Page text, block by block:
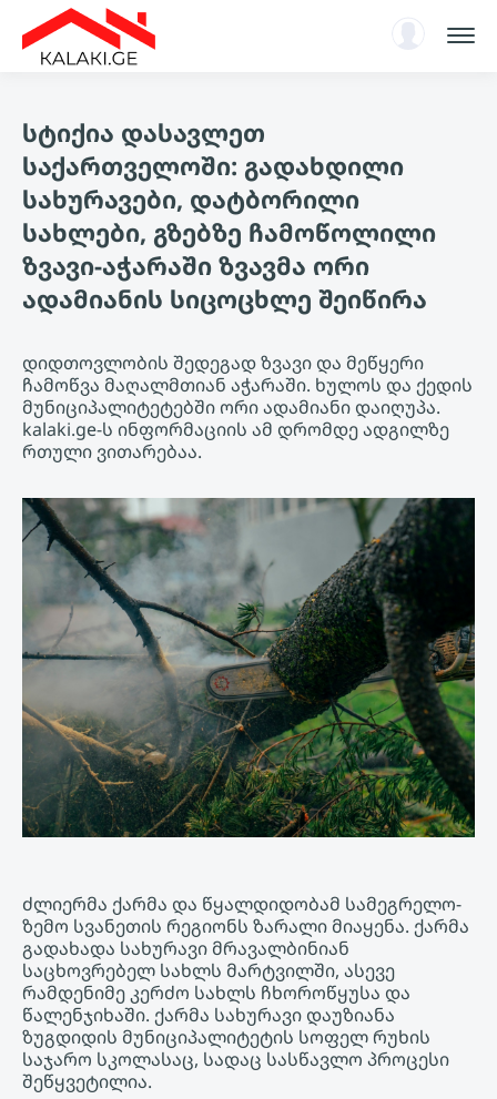
სარჩევი
ენციკლოპედია
ახალი ამბები, ანალიტიკა
ავტორიზაცია
KA
სტიქია დასავლეთ
საქართველოში: გადახდილი
სახურავები, დატბორილი
სახლები, გზებზე ჩამოწოლილი
ზვავი-აჭარაში ზვავმა ორი
ადამიანის სიცოცხლე შეიწირა
დიდთოვლობის შედეგად ზვავი და მეწყერი
ჩამოწვა მაღალმთიან აჭარაში. ხულოს და ქედის
მუნიციპალიტეტებში ორი ადამიანი დაიღუპა.
kalaki.ge-ს ინფორმაციის ამ დრომდე ადგილზე
რთული ვითარებაა.
ძლიერმა ქარმა და წყალდიდობამ სამეგრელო-
ზემო სვანეთის რეგიონს ზარალი მიაყენა. ქარმა
გადახადა სახურავი მრავალბინიან
საცხოვრებელ სახლს მარტვილში, ასევე
რამდენიმე კერძო სახლს ჩხოროწყუსა და
წალენჯიხაში. ქარმა სახურავი დაუზიანა
ზუგდიდის მუნიციპალიტეტის სოფელ რუხის
საჯარო სკოლასაც, სადაც სასწავლო პროცესი
შეწყვეტილია.